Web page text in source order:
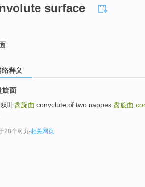
surface
络释义
旋面
双叶盘旋面 convolute of two nappes 盘旋面
28个网页-相关网页